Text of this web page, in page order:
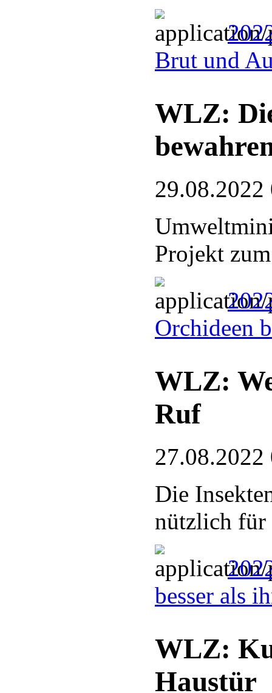
Brut und
WLZ:
29.08.2022
Projekt
Orchideen
WLZ:
Ruf
27.08.2022
Die
nützlich für
besser als
WLZ:
Haustür